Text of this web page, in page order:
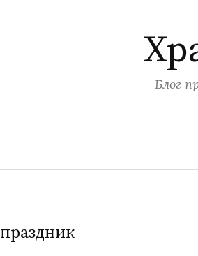
Блог
праздник